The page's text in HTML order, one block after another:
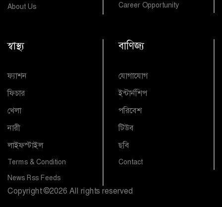
About Us
Career Opportunity
স্বাস্থ্য
ফ্যাশন
ফিচার
খেলা
নারী
লাইফস্টাইল
Terms & Condition
News Rss Feeds
বাণিজ্য
যোগাযোগ
ইন্টার্নশিপ
পরিবেশ
টিউব
ছবি
Contact
Copyright©2026 All rights reserved